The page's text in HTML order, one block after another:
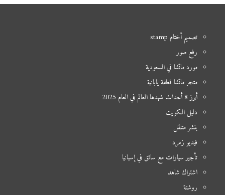
تصميم أختام stamp
رفع صور
مورد ماتشا في السعودية
متجر ماتشا قطفة يابانية
أبرز 8 أحداث شهدها العالم في العام 2025
دليل الكويت
بنشر متنقل
فيديو زمرد
تأجير سيارات مع سائق في إسبانيا
اشتراك شاهد
روشتة